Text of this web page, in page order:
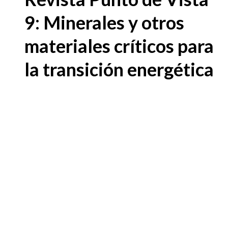
9: Minerales y otros
materiales críticos para
la transición energética